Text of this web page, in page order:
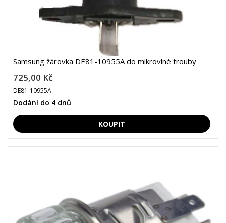
Samsung žárovka DE81-10955A do mikrovlné trouby
725,00 Kč
DE81-10955A
Dodání do 4 dnů